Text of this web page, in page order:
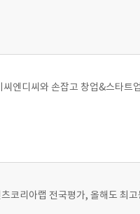
엔디씨와 손잡고 창업&스타트
코리아랩 전국평가, 올해도 최고